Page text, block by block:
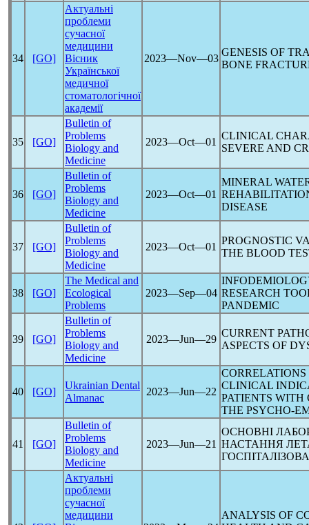
34 [GO]
Актуальні
проблеми
сучасної
медицини
Вісник
Української
медичної
стоматологічної
академії
2023―Nov―03
GENESIS OF
BONE
35 [GO]
Bulletin of
Problems
Biology and
Medicine
2023―Oct―01
CLINICAL
SEVERE AND
36 [GO]
Bulletin of
Problems
Biology and
Medicine
2023―Oct―01
MINERAL
DISEASE
37 [GO]
Bulletin of
Problems
Biology and
Medicine
2023―Oct―01
PROGNOSTIC
THE BLOOD
38 [GO]
The Medical and
Ecological
Problems
2023―Sep―04 RESEARCH
PANDEMIC
39 [GO]
Bulletin of
Problems
Biology and
Medicine
2023―Jun―29
CURRENT
ASPECTS OF
40 [GO]
Ukrainian Dental
Almanac
2023―Jun―22
CLINICAL
PATIENTS WITH
THE PSYCHO-
41 [GO]
Bulletin of
Problems
Biology and
Medicine
2023―Jun―21
ОСНОВНІ
НАСТАННЯ
Актуальні
проблеми
сучасної
медицини
ANALYSIS OF